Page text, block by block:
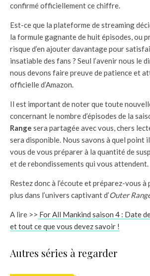
confirmé officiellement ce chiffre.
Est-ce que la plateforme de streaming
la formule gagnante de huit épisodes, ou
risque d’en ajouter davantage pour
insatiable des fans ? Seul l’avenir nous le
nous devons faire preuve de patience et
officielle d’Amazon.
Il est important de noter que toute
concernant le nombre d’épisodes de la
Range sera partagée avec vous, chers
sera disponible. Nous savons à quel point
vous de vous préparer à la quantité de
et de rebondissements qui vous attendent.
Restez donc à l’écoute et préparez-vous
plus dans l’univers captivant d’Outer
A lire >> For All Mankind saison 4 : Date
et tout ce que vous devez savoir !
Autres séries à regarder